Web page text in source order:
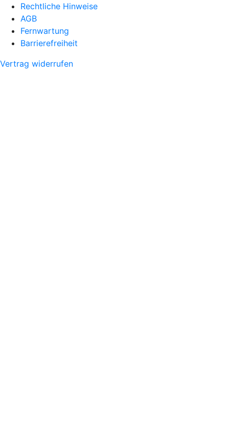
Rechtliche Hinweise
AGB
Fernwartung
Barrierefreiheit
Vertrag widerrufen